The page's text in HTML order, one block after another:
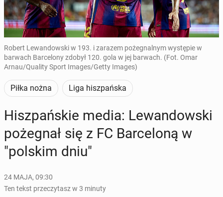
Robert Lewandowski w 193. i zarazem pożegnalnym występie w
barwach Barcelony zdobył 120. gola w jej barwach. (Fot. Omar
Arnau/Quality Sport Images/Getty Images)
Piłka nożna Liga hiszpańska
Hisz­pań­skie media: Le­wan­dow­ski
po­że­gnał się z FC Bar­ce­lo­ną w
"polskim dniu"
24 MAJA, 09:30
Ten tekst przeczytasz w 3 minuty